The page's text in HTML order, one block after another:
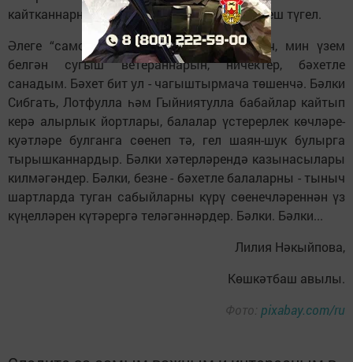
кайтканнарны кешелек һич тә онытырга тиеш түгел.
Әлеге “самовар-кешеләр” турында укыгач, мин үзем
белгән сугыш ветераннарын, ничектер, бәхетле
санадым. Бәхет бит ул - чагыштырмача төшенчә. Бәлки
Сибгать, Лотфулла һәм Гыйниятулла бабайлар кайтып
керә алырлык йортлары, балалар үстерерлек көчләре-
куәтләре булганга сөенеп тә, гел шаян-шук булырга
тырышканнардыр. Бәлки хәтерләрендә казынасылары
килмәгәндер. Бәлки, безне - бәхетле балаларны - тыныч
шартларда туган сабыйларны күрү сөенечләреннән үз
күңелләрен күтәрергә теләгәннәрдер. Бәлки. Бәлки...
Лилия Нәкыйпова,
Көшкәтбаш авылы.
Фото: pixabay.com/ru